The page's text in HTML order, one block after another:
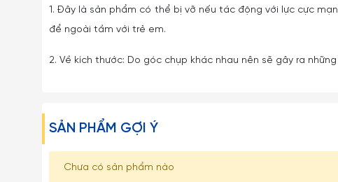
1. Đây là sản phẩm có thể bị vỡ nếu tác động với lực cực
để ngoài tầm với trẻ em.
2. Về kích thước: Do góc chụp khác nhau nên sẽ gây ra
SẢN PHẨM GỢI Ý
Chưa có sản phẩm nào